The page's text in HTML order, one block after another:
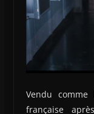
Vendu
française